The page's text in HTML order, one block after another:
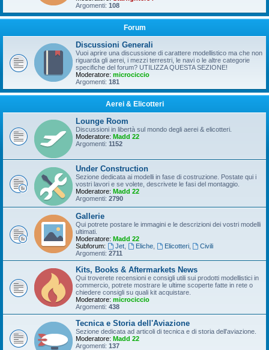
Argomenti: 108
Forum
Discussioni Generali
Vuoi aprire una discussione di carattere modellistico ma che non
riguarda gli aerei, i mezzi terrestri, le navi o le altre categorie
specifiche del forum? UTILIZZA QUESTA SEZIONE!
Moderatore: microciccio
Argomenti: 181
Aerei & Elicotteri
Lounge Room
Discussioni in libertà sul mondo degli aerei & elicotteri.
Moderatore: Madd 22
Argomenti: 1152
Under Construction
Sezione dedicata ai modelli in fase di costruzione. Postate qui i
vostri lavori e se volete, descrivete le fasi del montaggio.
Moderatore: Madd 22
Argomenti: 2790
Gallerie
Qui potrete postare le immagini e le descrizioni dei vostri modelli
ultimati.
Moderatore: Madd 22
Subforum:
Jet, Eliche, Elicotteri,
Civili
Argomenti: 2711
Kits, Books & Aftermarkets News
Qui troverete recensioni e consigli utili sui prodotti modellistici in
commercio, potrete mostrare le ultime scoperte fatte in rete o
chiedere consigli su quali kit acquistare.
Moderatore: microciccio
Argomenti: 438
Tecnica e Storia dell'Aviazione
Sezione dedicata ad articoli di tecnica e di storia dell'aviazione.
Moderatore: Madd 22
Argomenti: 137